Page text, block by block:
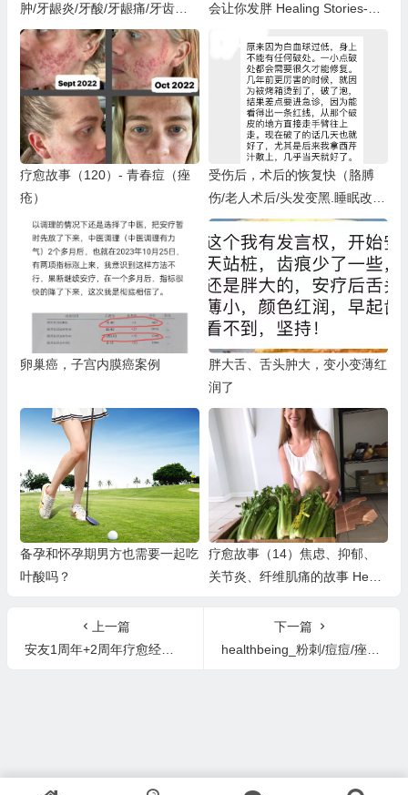
肿/牙龈炎/牙酸/牙龈痛/牙齿脏/
烂嘴角
会让你发胖 Healing Stories-Fru
疗愈故事（120）- 青春痘（痤
疮）
受伤后，术后的恢复快（胳膊
伤/老人术后/头发变黑.睡眠改
善.起夜变少）
卵巢癌，子宫内膜癌案例
胖大舌、舌头肿大，变小变薄红
润了
备孕和怀孕期男方也需要一起吃
叶酸吗？
疗愈故事（14）焦虑、抑郁、
关节炎、纤维肌痛的故事 Heali
上一篇
安友1周年+2周年疗愈经历总结
下一篇
healthbeing_粉刺/痘痘/痤疮的疗愈